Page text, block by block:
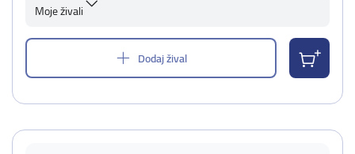
Moje živali
Dodaj žival